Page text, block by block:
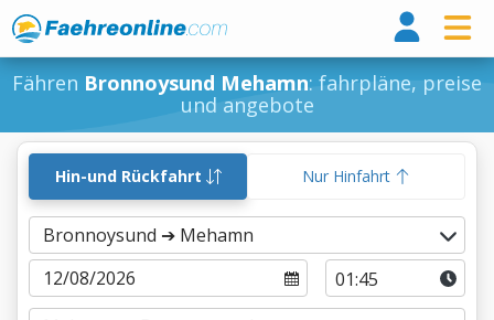
Fähren Bronnoysund Mehamn: fahrpläne, preise
und angebote
Hin-und Rückfahrt Nur Hinfahrt